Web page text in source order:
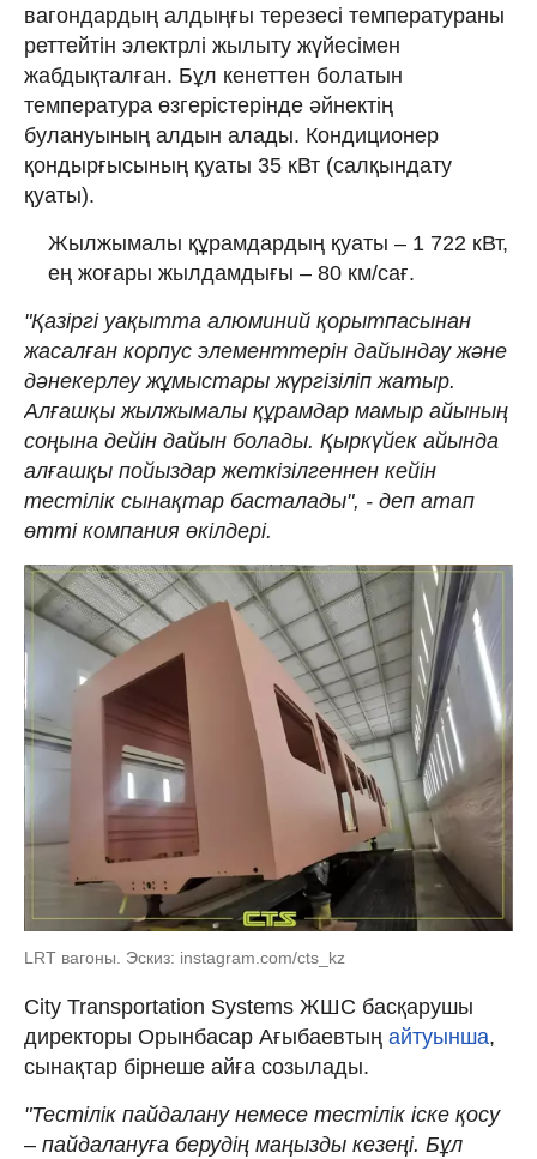
вагондардың алдыңғы терезесі температураны
реттейтін электрлі жылыту жүйесімен
жабдықталған. Бұл кенеттен болатын
температура өзгерістерінде әйнектің
булануының алдын алады. Кондиционер
қондырғысының қуаты 35 кВт (салқындату
қуаты).
Жылжымалы құрамдардың қуаты – 1 722 кВт,
ең жоғары жылдамдығы – 80 км/сағ.
"Қазіргі уақытта алюминий қорытпасынан
жасалған корпус элементтерін дайындау және
дәнекерлеу жұмыстары жүргізіліп жатыр.
Алғашқы жылжымалы құрамдар мамыр айының
соңына дейін дайын болады. Қыркүйек айында
алғашқы пойыздар жеткізілгеннен кейін
тестілік сынақтар басталады", - деп атап
өтті компания өкілдері.
LRT вагоны. Эскиз: instagram.com/cts_kz
City Transportation Systems ЖШС басқарушы
директоры Орынбасар Ағыбаевтың айтуынша,
сынақтар бірнеше айға созылады.
"Тестілік пайдалану немесе тестілік іске қосу
– пайдалануға берудің маңызды кезеңі. Бұл